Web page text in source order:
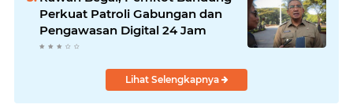
Perkuat Patroli Gabungan dan
Pengawasan Digital 24 Jam
Lihat Selengkapnya